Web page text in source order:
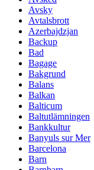
Avsky
Avtalsbrott
Azerbajdzjan
Backup
Bad
Bagage
Bakgrund
Balans
Balkan
Balticum
Baltutlämningen
Bankkultur
Banyuls sur Mer
Barcelona
Barn